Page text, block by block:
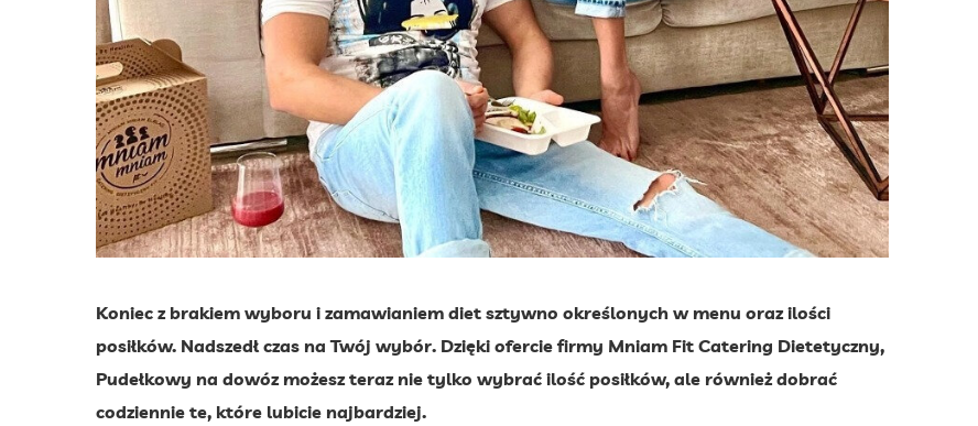
Koniec z brakiem wyboru i zamawianiem diet sztywno określonych w menu oraz ilości
posiłków. Nadszedł czas na Twój wybór. Dzięki ofercie firmy Mniam Fit Catering Dietetyczny,
Pudełkowy na dowóz możesz teraz nie tylko wybrać ilość posiłków, ale również dobrać
codziennie te, które lubicie najbardziej.